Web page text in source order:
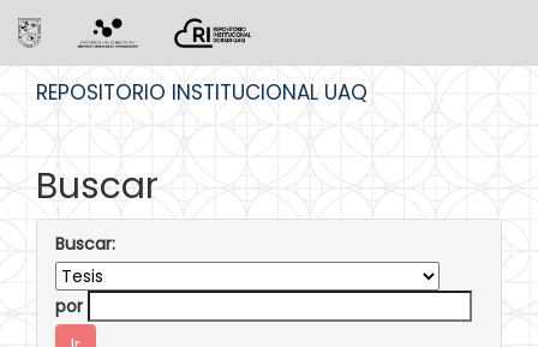
REPOSITORIO INSTITUCIONAL UAQ
Buscar
Buscar:
por